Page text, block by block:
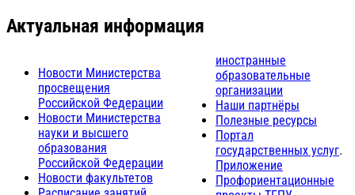
Актуальная информация
Новости Министерства
просвещения
Российской Федерации
Новости Министерства
науки и высшего
образования
Российской Федерации
Новости факультетов
иностранные
образовательные
организации
Наши партнёры
Полезные ресурсы
Портал
государственных услуг.
Приложение
Профориентационные